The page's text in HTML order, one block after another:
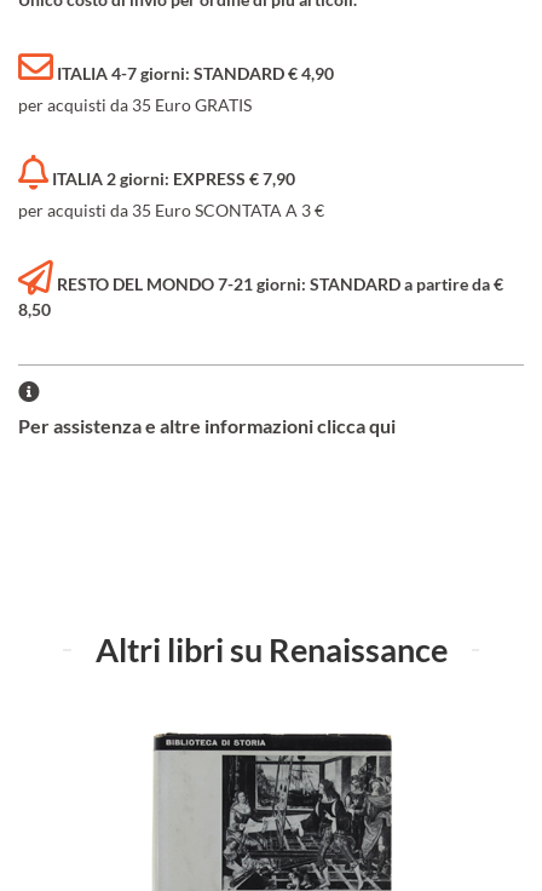
ITALIA 4-7 giorni: STANDARD € 4,90
per acquisti da 35 Euro GRATIS
ITALIA 2 giorni: EXPRESS € 7,90
per acquisti da 35 Euro SCONTATA A 3 €
RESTO DEL MONDO 7-21 giorni: STANDARD a partire da €
8,50
Per assistenza e altre informazioni clicca qui
Altri libri su Renaissance